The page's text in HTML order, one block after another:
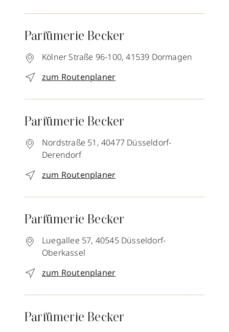
Parfümerie Becker
Kölner Straße 96-100, 41539 Dormagen
zum Routenplaner
Parfümerie Becker
Nordstraße 51, 40477 Düsseldorf-
Derendorf
zum Routenplaner
Parfümerie Becker
Luegallee 57, 40545 Düsseldorf-
Oberkassel
zum Routenplaner
Parfümerie Becker